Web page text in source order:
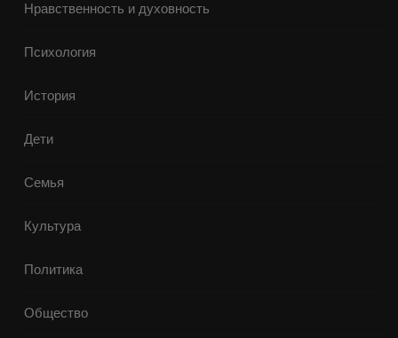
Нравственность и духовность
Психология
История
Дети
Семья
Культура
Политика
Общество